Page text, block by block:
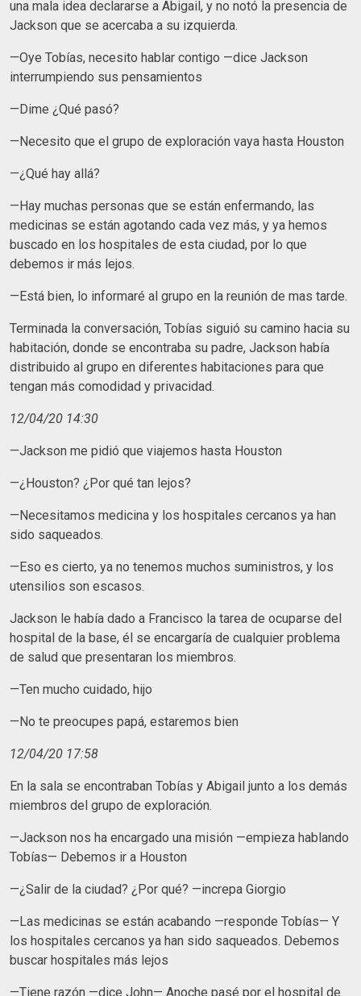
una mala idea declararse a Abigail, y no notó la presencia de
Jackson que se acercaba a su izquierda.
—Oye Tobías, necesito hablar contigo —dice Jackson
interrumpiendo sus pensamientos
—Dime ¿Qué pasó?
—Necesito que el grupo de exploración vaya hasta Houston
—¿Qué hay allá?
—Hay muchas personas que se están enfermando, las
medicinas se están agotando cada vez más, y ya hemos
buscado en los hospitales de esta ciudad, por lo que
debemos ir más lejos.
—Está bien, lo informaré al grupo en la reunión de mas tarde.
Terminada la conversación, Tobías siguió su camino hacia su
habitación, donde se encontraba su padre, Jackson había
distribuido al grupo en diferentes habitaciones para que
tengan más comodidad y privacidad.
12/04/20 14:30
—Jackson me pidió que viajemos hasta Houston
—¿Houston? ¿Por qué tan lejos?
—Necesitamos medicina y los hospitales cercanos ya han
sido saqueados.
—Eso es cierto, ya no tenemos muchos suministros, y los
utensilios son escasos.
Jackson le había dado a Francisco la tarea de ocuparse del
hospital de la base, él se encargaría de cualquier problema
de salud que presentaran los miembros.
—Ten mucho cuidado, hijo
—No te preocupes papá, estaremos bien
12/04/20 17:58
En la sala se encontraban Tobías y Abigail junto a los demás
miembros del grupo de exploración.
—Jackson nos ha encargado una misión —empieza hablando
Tobías— Debemos ir a Houston
—¿Salir de la ciudad? ¿Por qué? —increpa Giorgio
—Las medicinas se están acabando —responde Tobías— Y
los hospitales cercanos ya han sido saqueados. Debemos
buscar hospitales más lejos
—Tiene razón —dice John— Anoche pasé por el hospital de